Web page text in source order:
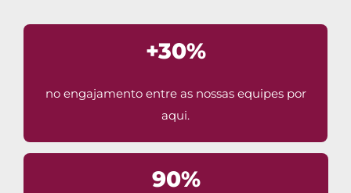
+30%
no engajamento entre as nossas equipes por
aqui.
90%